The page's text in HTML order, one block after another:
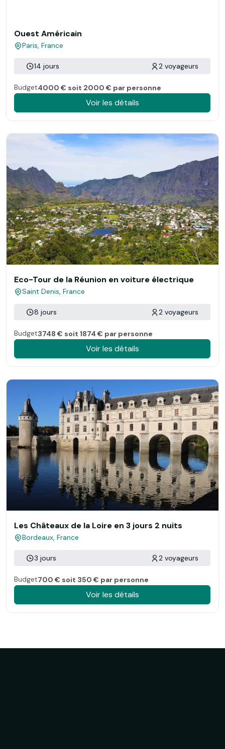
Ouest Américain
Paris, France
14 jours 2 voyageurs
Budget4000 € soit 2000 € par personne
Voir les détails
Eco-Tour de la Réunion en voiture électrique
Saint Denis, France
8 jours 2 voyageurs
Budget3748 € soit 1874 € par personne
Voir les détails
Les Châteaux de la Loire en 3 jours 2 nuits
Bordeaux, France
3 jours 2 voyageurs
Budget700 € soit 350 € par personne
Voir les détails